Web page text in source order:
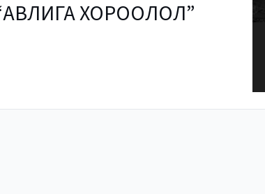
ХОРООЛОЛ”